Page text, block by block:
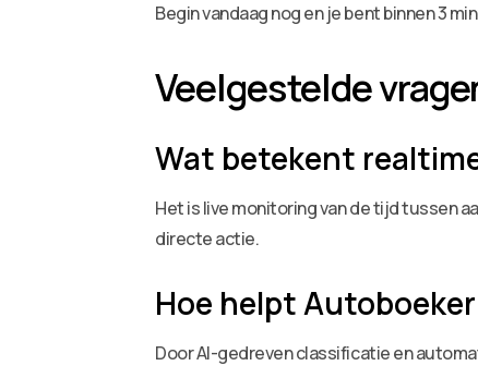
Begin vandaag nog en je bent binnen 3
Veelgestelde
Wat betekent
Het is live monitoring van de tijd tussen
directe actie.
Hoe helpt
Door AI-gedreven classificatie en